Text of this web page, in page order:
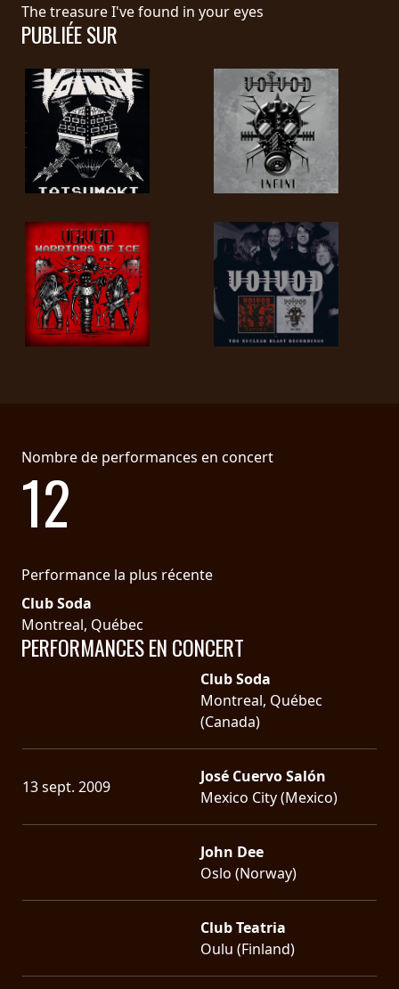
UN
THÈME
SYMPHONIQUE
MORGOTH
TALES
ANACHRONISM
SYNCHRO
NOTHINGFACE
KILLING
TECHNOLOGY
LANGUE
•
The treasure I've found in your eyes
PUBLIÉE SUR
Nombre de performances en concert
12
Performance la plus récente
Club Soda
Montreal, Québec
PERFORMANCES EN CONCERT
Club Soda
Montreal, Québec
(Canada)
13 sept. 2009
José Cuervo Salón
Mexico City (Mexico)
John Dee
Oslo (Norway)
Club Teatria
Oulu (Finland)